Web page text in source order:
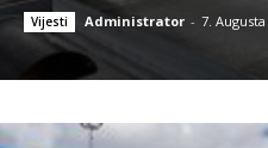
Vijesti Administrator - 7. Augusta